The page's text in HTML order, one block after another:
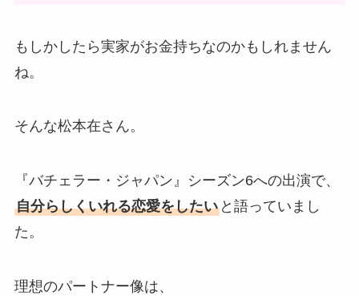
もしかしたら実家がお金持ちなのかもしれません
ね。
そんな松本在さん。
『バチェラー・ジャパン』シーズン6への出演で、
自分らしくいれる恋愛をしたいと語っていまし
た。
理想のパートナー像は、